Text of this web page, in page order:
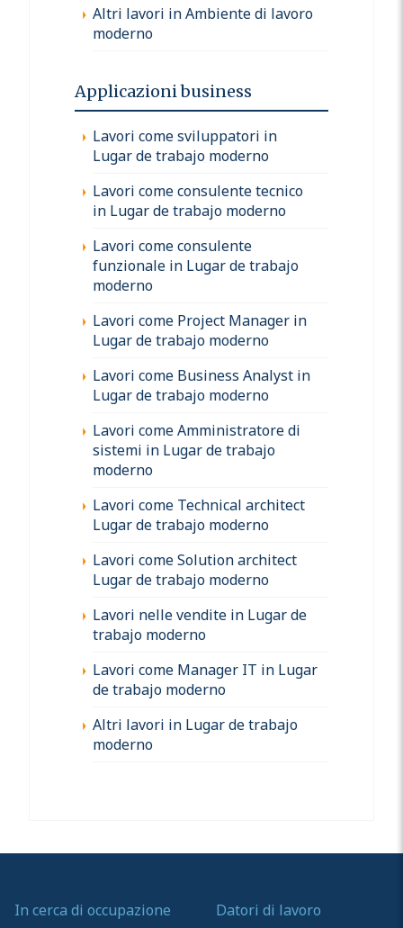
Altri lavori in Ambiente di lavoro
moderno
Applicazioni business
Lavori come sviluppatori in
Lugar de trabajo moderno
Lavori come consulente tecnico
in Lugar de trabajo moderno
Lavori come consulente
funzionale in Lugar de trabajo
moderno
Lavori come Project Manager in
Lugar de trabajo moderno
Lavori come Business Analyst in
Lugar de trabajo moderno
Lavori come Amministratore di
sistemi in Lugar de trabajo
moderno
Lavori come Technical architect
Lugar de trabajo moderno
Lavori come Solution architect
Lugar de trabajo moderno
Lavori nelle vendite in Lugar de
trabajo moderno
Lavori come Manager IT in Lugar
de trabajo moderno
Altri lavori in Lugar de trabajo
moderno
In cerca di occupazione Datori di lavoro